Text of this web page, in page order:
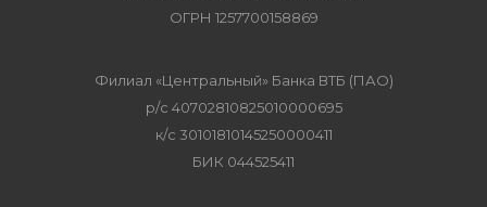
ОГРН 1257700158869
Филиал «Центральный» Банка ВТБ (ПАО)
р/с 40702810825010000695
к/с 30101810145250000411
БИК 044525411